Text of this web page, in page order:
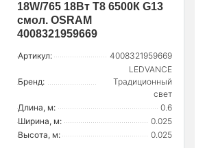
18W/765 18Вт T8 6500К G13
смол. OSRAM
4008321959669
Артикул: 4008321959669
Бренд:
LEDVANCE
Традиционный
свет
Длина, м:
0.6
Ширина, м:
0.025
Высота, м:
0.025